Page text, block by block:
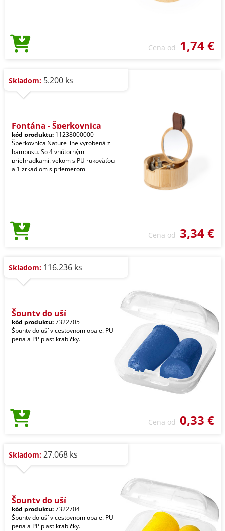
Cena od 1,74 €
Skladom: 5.200 ks
Fontána - Šperkovnica
kód produktu: 11238000000
Šperkovnica Nature line vyrobená z
bambusu. So 4 vnútornými
priehradkami, vekom s PU rukoväťou
a 1 zrkadlom s priemerom
Cena od 3,34 €
Skladom: 116.236 ks
Špunty do uší
kód produktu:7322705
Špunty do uší v cestovnom obale. PU
pena a PP plast krabičky.
Cena od 0,33 €
Skladom: 27.068 ks
Špunty do uší
kód produktu:7322704
Špunty do uší v cestovnom obale. PU
pena a PP plast krabičky.